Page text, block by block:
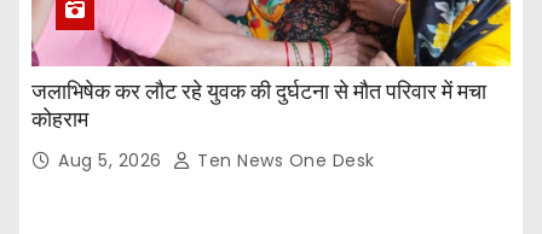
जलाभिषेक कर लौट रहे युवक की दुर्घटना से मौत परिवार में मचा
कोहराम
Aug 5, 2026 Ten News One Desk